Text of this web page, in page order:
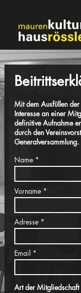
Mit dem Ausfüllen
Interesse an einer
definitive Aufnahme
durch den
Generalversammlung.
Name
Vorname
Adresse
Email
Art der Mitgliedschaft